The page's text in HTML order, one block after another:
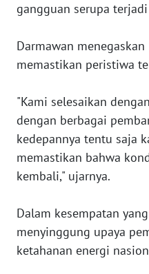
gangguan serupa
Darmawan
memastikan peristiwa
"Kami selesaikan
dengan berbagai
kedepannya tentu saja
memastikan bahwa
kembali," ujarnya.
Dalam kesempatan
menyinggung upaya
ketahanan energi
WN
SULBAR
WN
WN
SUMBAR